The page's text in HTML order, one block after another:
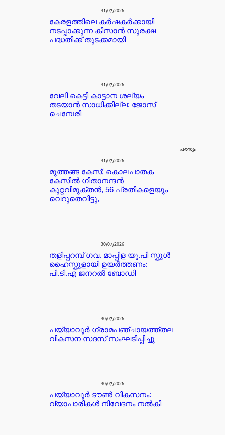
31/07/2026
കേരളത്തിലെ കർഷകർക്കായി
നടപ്പാക്കുന്ന കിസാൻ സുരക്ഷ
പദ്ധതിക്ക് തുടക്കമായി
31/07/2026
വേലി കെട്ടി കാട്ടാന ശല്യം
തടയാൻ സാധിക്കില്ല: ജോസ്
ചെമ്പേരി
പരസ്യം
31/07/2026
മുത്തങ്ങ കേസ്; കൊലപാതക
കേസില്‍ ഗീതാനന്ദൻ
കുറ്റവിമുക്തന്‍, 56 പ്രതികളെയും
വെറുതെവിട്ടു,
30/07/2026
തളിപ്പറമ്പ് ഗവ. മാപ്പിള യു.പി സ്കൂൾ
ഹൈസ്കൂളായി ഉയർത്തണം:
പി.ടി.എ ജനറൽ ബോഡി
30/07/2026
പയ്യാവൂർ ഗ്രാമപഞ്ചായത്ത്തല
വികസന സദസ് സംഘടിപ്പിച്ചു
30/07/2026
പയ്യാവൂർ ടൗൺ വികസനം:
വ്യാപാരികൾ നിവേദനം നൽകി